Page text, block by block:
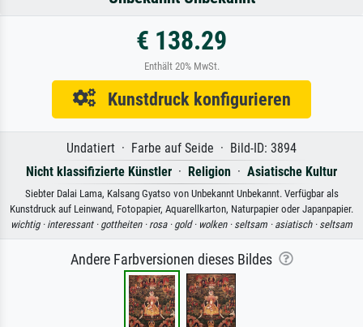
€ 138.29
Enthält 20% MwSt.
Kunstdruck konfigurieren
Undatiert · Farbe auf Seide · Bild-ID: 3894
Nicht klassifizierte Künstler · Religion · Asiatische Kultur
Siebter Dalai Lama, Kalsang Gyatso von Unbekannt Unbekannt. Verfügbar als
Kunstdruck auf Leinwand, Fotopapier, Aquarellkarton, Naturpapier oder Japanpapier.
wichtig · interessant · gottheiten · rosa · gold · wolken · seltsam · asiatisch · seltsam
Andere Farbversionen dieses Bildes